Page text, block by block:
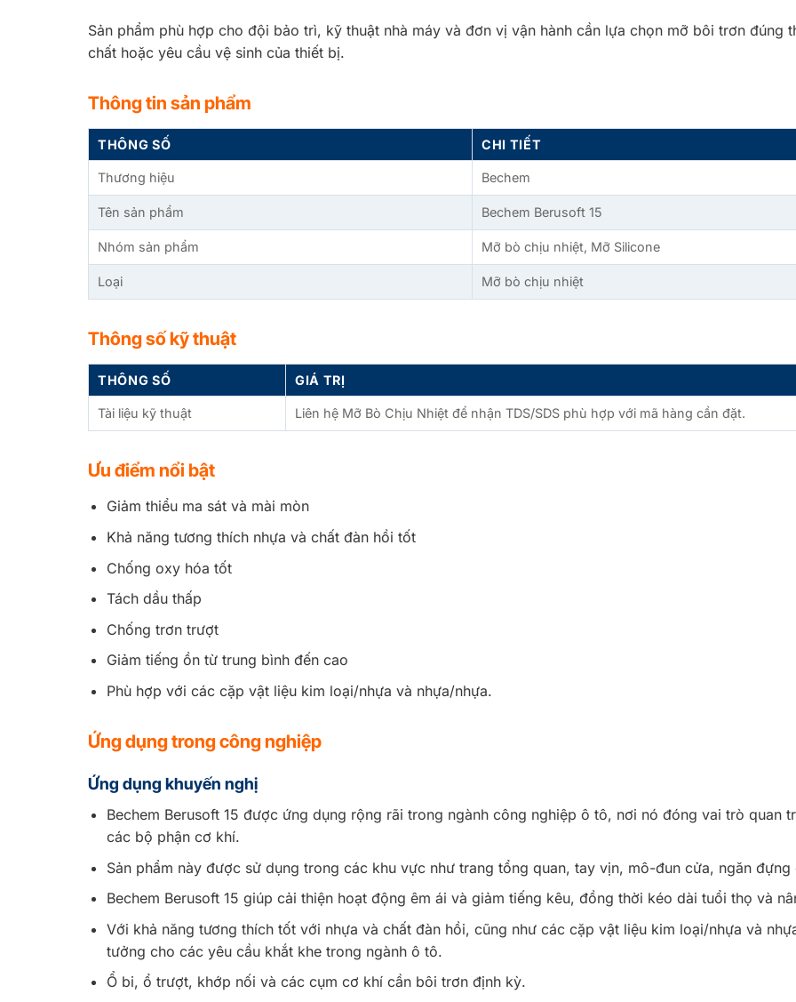
Sản phẩm phù hợp cho đội bảo trì, kỹ thuật nhà máy và đơn vị vận hành cần lựa chọn mỡ bôi trơn
chất hoặc yêu cầu vệ sinh của thiết bị.
Thông tin sản phẩm
THÔNG SỐ CHI TIẾT
Thương hiệu Bechem
Tên sản phẩm Bechem Berusoft 15
Nhóm sản phẩm Mỡ bò chịu nhiệt, Mỡ Silicone
Loại Mỡ bò chịu nhiệt
Thông số kỹ thuật
THÔNG SỐ GIÁ TRỊ
Tài liệu kỹ thuật Liên hệ Mỡ Bò Chịu Nhiệt để nhận TDS/SDS phù hợp với mã hàng cần đặt.
Ưu điểm nổi bật
Giảm thiểu ma sát và mài mòn
Khả năng tương thích nhựa và chất đàn hồi tốt
Chống oxy hóa tốt
Tách dầu thấp
Chống trơn trượt
Giảm tiếng ồn từ trung bình đến cao
Phù hợp với các cặp vật liệu kim loại/nhựa và nhựa/nhựa.
Ứng dụng trong công nghiệp
Ứng dụng khuyến nghị
Bechem Berusoft 15 được ứng dụng rộng rãi trong ngành công nghiệp ô tô, nơi nó đóng vai trò quan
các bộ phận cơ khí.
Sản phẩm này được sử dụng trong các khu vực như trang tổng quan, tay vịn, mô-đun cửa, ngăn
Bechem Berusoft 15 giúp cải thiện hoạt động êm ái và giảm tiếng kêu, đồng thời kéo dài tuổi thọ và
Với khả năng tương thích tốt với nhựa và chất đàn hồi, cũng như các cặp vật liệu kim loại/nhựa và
tưởng cho các yêu cầu khắt khe trong ngành ô tô.
Ổ bi, ổ trượt, khớp nối và các cụm cơ khí cần bôi trơn định kỳ.